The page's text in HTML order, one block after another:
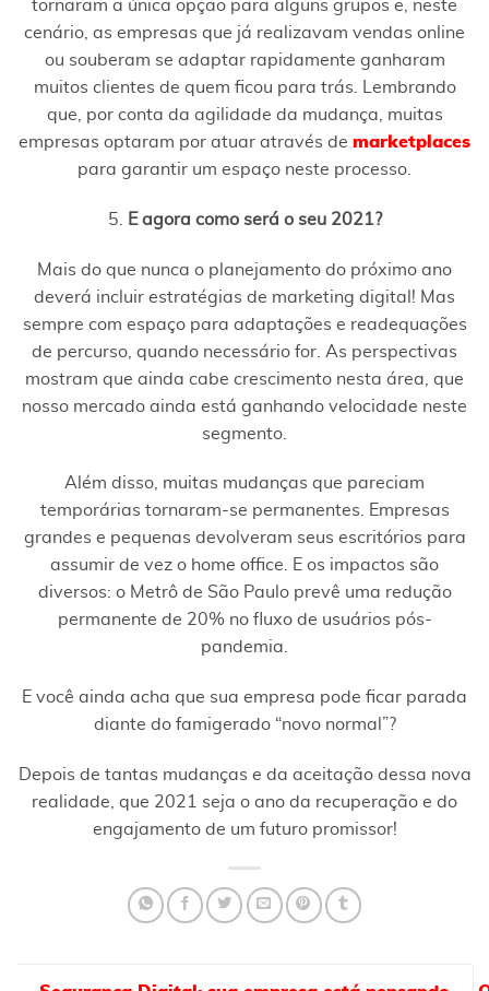
tornaram a única opção para alguns grupos e, neste
cenário, as empresas que já realizavam vendas online
ou souberam se adaptar rapidamente ganharam
muitos clientes de quem ficou para trás. Lembrando
que, por conta da agilidade da mudança, muitas
empresas optaram por atuar através de marketplaces
para garantir um espaço neste processo.
5. E agora como será o seu 2021?
Mais do que nunca o planejamento do próximo ano
deverá incluir estratégias de marketing digital! Mas
sempre com espaço para adaptações e readequações
de percurso, quando necessário for. As perspectivas
mostram que ainda cabe crescimento nesta área, que
nosso mercado ainda está ganhando velocidade neste
segmento.
Além disso, muitas mudanças que pareciam
temporárias tornaram-se permanentes. Empresas
grandes e pequenas devolveram seus escritórios para
assumir de vez o home office. E os impactos são
diversos: o Metrô de São Paulo prevê uma redução
permanente de 20% no fluxo de usuários pós-
pandemia.
E você ainda acha que sua empresa pode ficar parada
diante do famigerado “novo normal”?
Depois de tantas mudanças e da aceitação dessa nova
realidade, que 2021 seja o ano da recuperação e do
engajamento de um futuro promissor!